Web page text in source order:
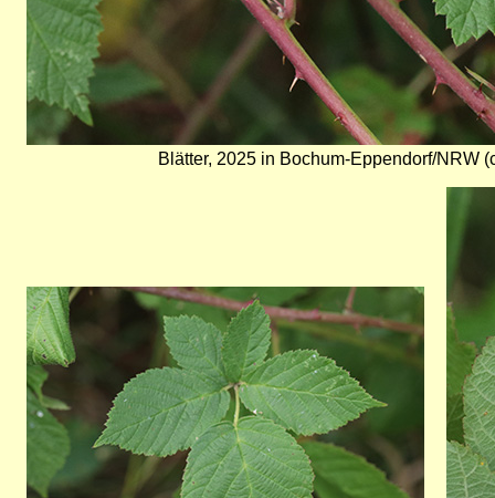
Blätter, 2025 in Bochum-Eppendorf/NRW
Bild